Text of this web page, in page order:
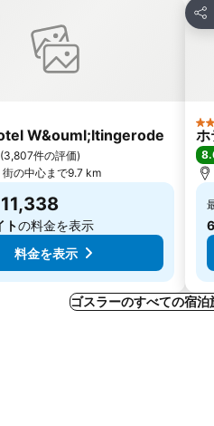
りに追加
ンクW&ouml;ltingerode
(3,807件の評価)
街の中心まで9.7 km
11,338
トの料金を表示
料金を表示
シ
4
ホ
ゴスラーのすべての宿泊